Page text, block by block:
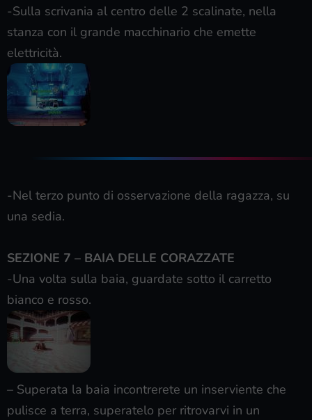
-Sulla scrivania al centro delle 2 scalinate, nella
stanza con il grande macchinario che emette
elettricità.
-Nel terzo punto di osservazione della ragazza, su
una sedia.
SEZIONE 7 – BAIA DELLE CORAZZATE
-Una volta sulla baia, guardate sotto il carretto
bianco e rosso.
– Superata la baia incontrerete un inserviente che
pulisce a terra, superatelo per ritrovarvi in un